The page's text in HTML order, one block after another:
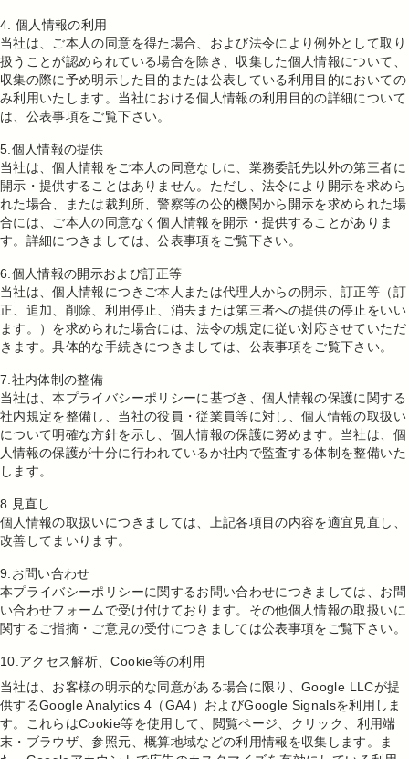
4. 個人情報の利用
当社は、ご本人の同意を得た場合、および法令により例外として取り
扱うことが認められている場合を除き、収集した個人情報について、
収集の際に予め明示した目的または公表している利用目的においての
み利用いたします。当社における個人情報の利用目的の詳細について
は、公表事項をご覧下さい。
5.個人情報の提供
当社は、個人情報をご本人の同意なしに、業務委託先以外の第三者に
開示・提供することはありません。ただし、法令により開示を求めら
れた場合、または裁判所、警察等の公的機関から開示を求められた場
合には、ご本人の同意なく個人情報を開示・提供することがありま
す。詳細につきましては、公表事項をご覧下さい。
6.個人情報の開示および訂正等
当社は、個人情報につきご本人または代理人からの開示、訂正等（訂
正、追加、削除、利用停止、消去または第三者への提供の停止をいい
ます。）を求められた場合には、法令の規定に従い対応させていただ
きます。具体的な手続きにつきましては、公表事項をご覧下さい。
7.社内体制の整備
当社は、本プライバシーポリシーに基づき、個人情報の保護に関する
社内規定を整備し、当社の役員・従業員等に対し、個人情報の取扱い
について明確な方針を示し、個人情報の保護に努めます。当社は、個
人情報の保護が十分に行われているか社内で監査する体制を整備いた
します。
8.見直し
個人情報の取扱いにつきましては、上記各項目の内容を適宜見直し、
改善してまいります。
9.お問い合わせ
本プライバシーポリシーに関するお問い合わせにつきましては、お問
い合わせフォームで受け付けております。その他個人情報の取扱いに
関するご指摘・ご意見の受付につきましては公表事項をご覧下さい。
10.アクセス解析、Cookie等の利用
当社は、お客様の明示的な同意がある場合に限り、Google LLCが提
供するGoogle Analytics 4（GA4）およびGoogle Signalsを利用しま
す。これらはCookie等を使用して、閲覧ページ、クリック、利用端
末・ブラウザ、参照元、概算地域などの利用情報を収集します。ま